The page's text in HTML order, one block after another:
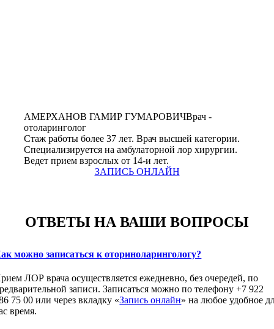
АМЕРХАНОВ ГАМИР ГУМАРОВИЧВрач -
отоларинголог
Стаж работы более 37 лет. Врач высшей категории.
Специализируется на амбулаторной лор хирургии.
Ведет прием взрослых от 14-и лет.
ЗАПИСЬ ОНЛАЙН
ОТВЕТЫ НА ВАШИ ВОПРОСЫ
можно записаться к оториноларингологу?
ЛОР врача осуществляется ежедневно, без очередей, по
записи. Записаться можно по телефону +7 922
75 00 или через вкладку «Запись онлайн» на любое удобное
время.